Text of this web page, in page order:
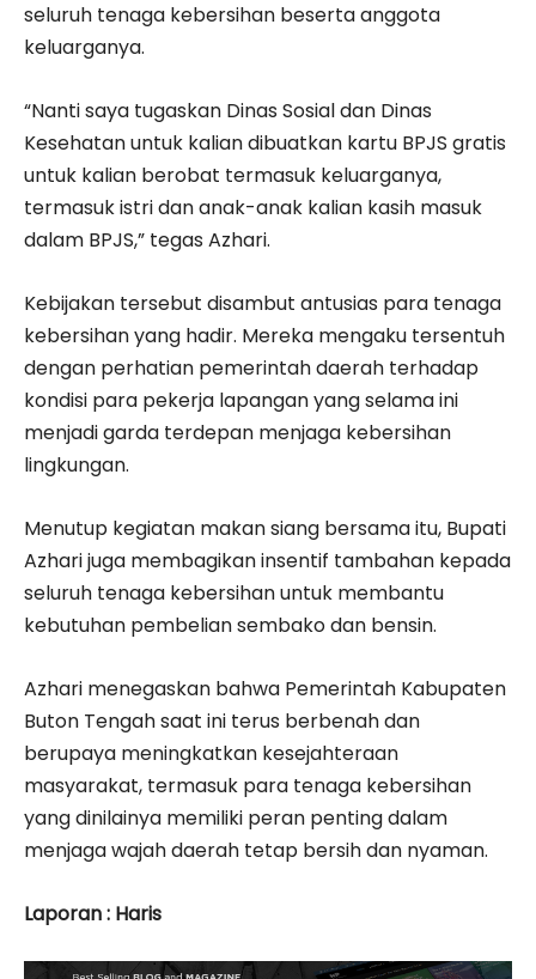
seluruh tenaga kebersihan beserta anggota
keluarganya.
“Nanti saya tugaskan Dinas Sosial dan Dinas
Kesehatan untuk kalian dibuatkan kartu BPJS gratis
untuk kalian berobat termasuk keluarganya,
termasuk istri dan anak-anak kalian kasih masuk
dalam BPJS,” tegas Azhari.
Kebijakan tersebut disambut antusias para tenaga
kebersihan yang hadir. Mereka mengaku tersentuh
dengan perhatian pemerintah daerah terhadap
kondisi para pekerja lapangan yang selama ini
menjadi garda terdepan menjaga kebersihan
lingkungan.
Menutup kegiatan makan siang bersama itu, Bupati
Azhari juga membagikan insentif tambahan kepada
seluruh tenaga kebersihan untuk membantu
kebutuhan pembelian sembako dan bensin.
Azhari menegaskan bahwa Pemerintah Kabupaten
Buton Tengah saat ini terus berbenah dan
berupaya meningkatkan kesejahteraan
masyarakat, termasuk para tenaga kebersihan
yang dinilainya memiliki peran penting dalam
menjaga wajah daerah tetap bersih dan nyaman.
Laporan : Haris